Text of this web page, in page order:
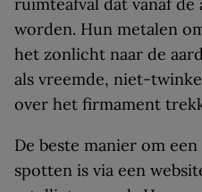
worden. Hun metalen
het zonlicht naar de
als vreemde, niet-
over het firmament
De beste manier om
spotten is via een